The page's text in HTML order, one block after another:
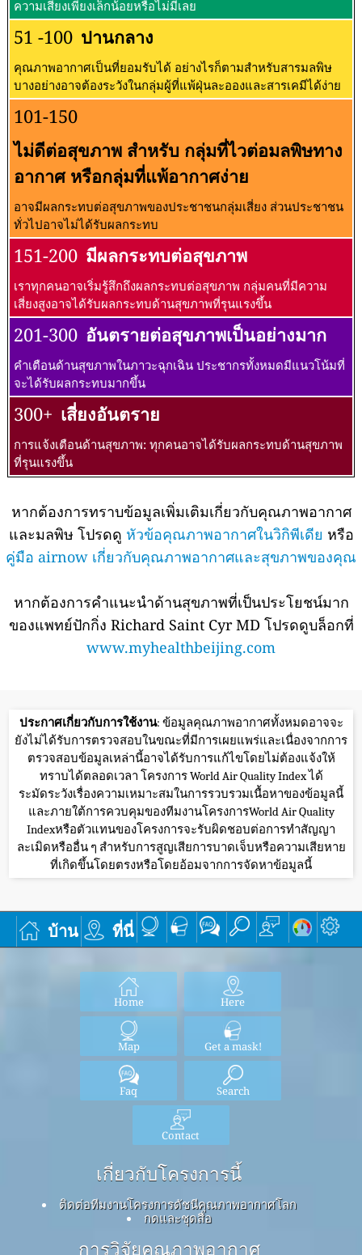
ความเสี่ยงเพียงเล็กน้อยหรือไม่มีเลย
51 -100 ปานกลาง
คุณภาพอากาศเป็นที่ยอมรับได้ อย่างไรก็ตามสำหรับสารมลพิษ
บางอย่างอาจต้องระวังในกลุ่มผู้ที่แพ้ฝุ่นละอองและสารเคมีได้ง่าย
101-150
ไม่ดีต่อสุขภาพ สำหรับ กลุ่มที่ไวต่อมลพิษทาง
อากาศ หรือกลุ่มที่แพ้อากาศง่าย
อาจมีผลกระทบต่อสุขภาพของประชาชนกลุ่มเสี่ยง ส่วนประชาชน
ทั่วไปอาจไม่ได้รับผลกระทบ
151-200 มีผลกระทบต่อสุขภาพ
เราทุกคนอาจเริ่มรู้สึกถึงผลกระทบต่อสุขภาพ กลุ่มคนที่มีความ
เสี่ยงสูงอาจได้รับผลกระทบด้านสุขภาพที่รุนแรงขึ้น
201-300 อันตรายต่อสุขภาพเป็นอย่างมาก
คำเตือนด้านสุขภาพในภาวะฉุกเฉิน ประชากรทั้งหมดมีแนวโน้มที่
จะได้รับผลกระทบมากขึ้น
300+ เสี่ยงอันตราย
การแจ้งเตือนด้านสุขภาพ: ทุกคนอาจได้รับผลกระทบด้านสุขภาพ
ที่รุนแรงขึ้น
หากต้องการทราบข้อมูลเพิ่มเติมเกี่ยวกับคุณภาพอากาศ
และมลพิษ โปรดดู หัวข้อคุณภาพอากาศในวิกิพีเดีย หรือ
คู่มือ airnow เกี่ยวกับคุณภาพอากาศและสุขภาพของคุณ
หากต้องการคำแนะนำด้านสุขภาพที่เป็นประโยชน์มาก
ของแพทย์ปักกิ่ง Richard Saint Cyr MD โปรดดูบล็อกที่
www.myhealthbeijing.com
ประกาศเกี่ยวกับการใช้งาน: ข้อมูลคุณภาพอากาศทั้งหมดอาจจะ
ยังไม่ได้รับการตรวจสอบในขณะที่มีการเผยแพร่และเนื่องจากการ
ตรวจสอบข้อมูลเหล่านี้อาจได้รับการแก้ไขโดยไม่ต้องแจ้งให้
ทราบได้ตลอดเวลา โครงการ World Air Quality Index ได้
ระมัดระวังเรื่องความเหมาะสมในการรวบรวมเนื้อหาของข้อมูลนี้
และภายใต้การควบคุมของทีมงานโครงการWorld Air Quality
Indexหรือตัวแทนของโครงการจะรับผิดชอบต่อการทำสัญญา
ละเมิดหรืออื่น ๆ สำหรับการสูญเสียการบาดเจ็บหรือความเสียหาย
ที่เกิดขึ้นโดยตรงหรือโดยอ้อมจากการจัดหาข้อมูลนี้
บ้าน ที่นี่
Home Here
Map Get a mask!
Faq Search
Contact
เกี่ยวกับโครงการนี้
ติดต่อทีมงานโครงการดัชนีคุณภาพอากาศโลก
กดและชุดสื่อ
การวิจัยคุณภาพอากาศ